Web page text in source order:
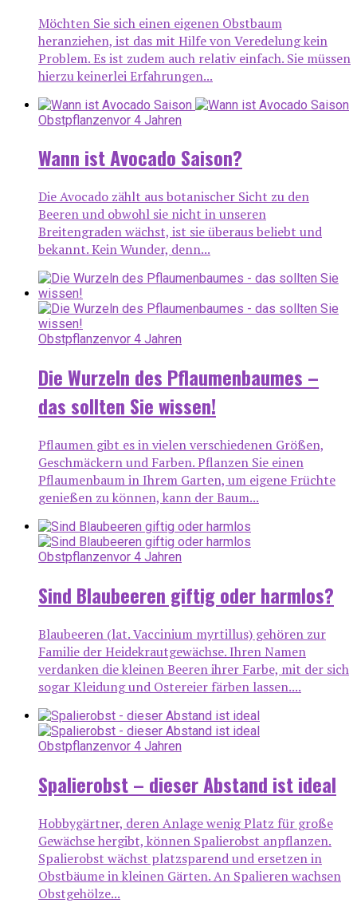
Möchten Sie sich einen eigenen Obstbaum
heranziehen, ist das mit Hilfe von Veredelung kein
Problem. Es ist zudem auch relativ einfach. Sie müssen
hierzu keinerlei Erfahrungen...
Obstpflanzenvor 4 Jahren
Wann ist Avocado Saison?
Die Avocado zählt aus botanischer Sicht zu den
Beeren und obwohl sie nicht in unseren
Breitengraden wächst, ist sie überaus beliebt und
bekannt. Kein Wunder, denn...
Obstpflanzenvor 4 Jahren
Die Wurzeln des Pflaumenbaumes –
das sollten Sie wissen!
Pflaumen gibt es in vielen verschiedenen Größen,
Geschmäckern und Farben. Pflanzen Sie einen
Pflaumenbaum in Ihrem Garten, um eigene Früchte
genießen zu können, kann der Baum...
Obstpflanzenvor 4 Jahren
Sind Blaubeeren giftig oder harmlos?
Blaubeeren (lat. Vaccinium myrtillus) gehören zur
Familie der Heidekrautgewächse. Ihren Namen
verdanken die kleinen Beeren ihrer Farbe, mit der sich
sogar Kleidung und Ostereier färben lassen....
Obstpflanzenvor 4 Jahren
Spalierobst – dieser Abstand ist ideal
Hobbygärtner, deren Anlage wenig Platz für große
Gewächse hergibt, können Spalierobst anpflanzen.
Spalierobst wächst platzsparend und ersetzen in
Obstbäume in kleinen Gärten. An Spalieren wachsen
Obstgehölze...